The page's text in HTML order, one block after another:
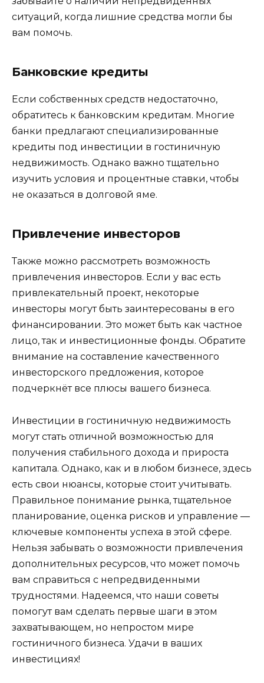
ситуаций, когда лишние средства могли бы
вам помочь.
Банковские кредиты
Если собственных средств недостаточно,
обратитесь к банковским кредитам. Многие
банки предлагают специализированные
кредиты под инвестиции в гостиничную
недвижимость. Однако важно тщательно
изучить условия и процентные ставки, чтобы
не оказаться в долговой яме.
Привлечение инвесторов
Также можно рассмотреть возможность
привлечения инвесторов. Если у вас есть
привлекательный проект, некоторые
инвесторы могут быть заинтересованы в его
финансировании. Это может быть как частное
лицо, так и инвестиционные фонды. Обратите
внимание на составление качественного
инвесторского предложения, которое
подчеркнёт все плюсы вашего бизнеса.
Инвестиции в гостиничную недвижимость
могут стать отличной возможностью для
получения стабильного дохода и прироста
капитала. Однако, как и в любом бизнесе, здесь
есть свои нюансы, которые стоит учитывать.
Правильное понимание рынка, тщательное
планирование, оценка рисков и управление —
ключевые компоненты успеха в этой сфере.
Нельзя забывать о возможности привлечения
дополнительных ресурсов, что может помочь
вам справиться с непредвиденными
трудностями. Надеемся, что наши советы
помогут вам сделать первые шаги в этом
захватывающем, но непростом мире
гостиничного бизнеса. Удачи в ваших
инвестициях!